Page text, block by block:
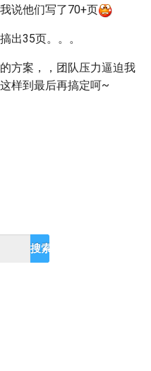
说他们写了70+页
出35页。。。
方案，，团队压力逼迫我
样到最后再搞定呵~